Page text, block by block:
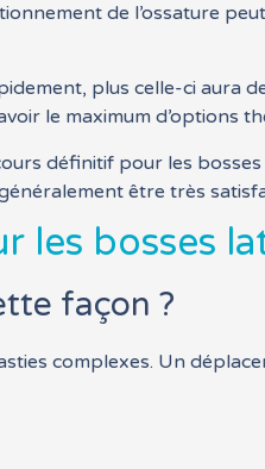
de l’ossature
plus celle-ci aura
le maximum d’options
définitif pour les
être très
les bosses
façon ?
complexes. Un